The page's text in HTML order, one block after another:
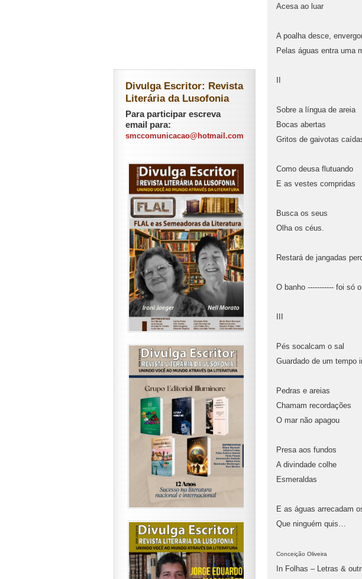
Acesa ao luar
A poalha desce,
Pelas águas entra uma
Sobre a língua de areia
Bocas abertas
Gritos de gaivotas
Como deusa flutuando
E as vestes compridas
Busca os seus
Olha os céus.
Restará de jangadas
O banho ----------- foi só
Pés socalcam o sal
Guardado de um tempo
Pedras e areias
Chamam recordações
O mar não apagou
Presa aos fundos
A divindade colhe
Esmeraldas
E as águas arrecadam
Que ninguém quis…
Conceição Oliveira
In Folhas – Letras &
Divulga Escritor: Revista
Literária da Lusofonia
Para participar escreva
email para:
smccomunicacao@hotmail.com